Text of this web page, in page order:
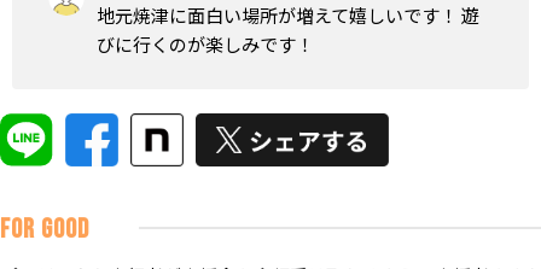
地元焼津に面白い場所が増えて嬉しいです！ 遊
びに行くのが楽しみです！
FOR GOOD